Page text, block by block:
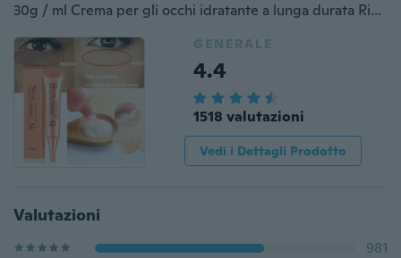
30g / ml Crema per gli occhi idratante a lunga durata Rimuovi i cerchi scuri Allevia la crema per gli occhi affaticata
GENERALE
4.4
1518 valutazioni
Vedi i Dettagli Prodotto
Valutazioni
981